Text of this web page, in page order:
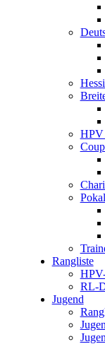
HPV
Rangliste
RL-
Jugend